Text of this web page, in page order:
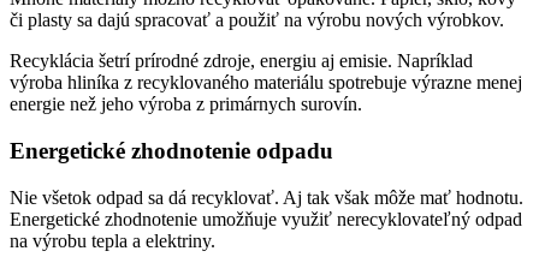
či plasty sa dajú spracovať a použiť na výrobu nových výrobkov.
Recyklácia šetrí prírodné zdroje, energiu aj emisie. Napríklad
výroba hliníka z recyklovaného materiálu spotrebuje výrazne menej
energie než jeho výroba z primárnych surovín.
Energetické zhodnotenie odpadu
Nie všetok odpad sa dá recyklovať. Aj tak však môže mať hodnotu.
Energetické zhodnotenie umožňuje využiť nerecyklovateľný odpad
na výrobu tepla a elektriny.